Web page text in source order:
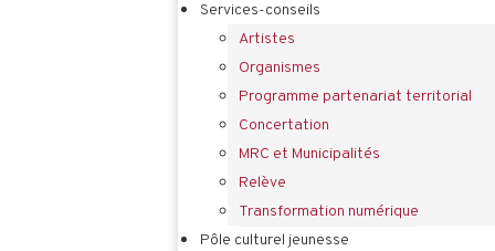
Services-conseils
Artistes
Organismes
Programme partenariat territorial
Concertation
MRC et Municipalités
Relève
Transformation numérique
Pôle culturel jeunesse